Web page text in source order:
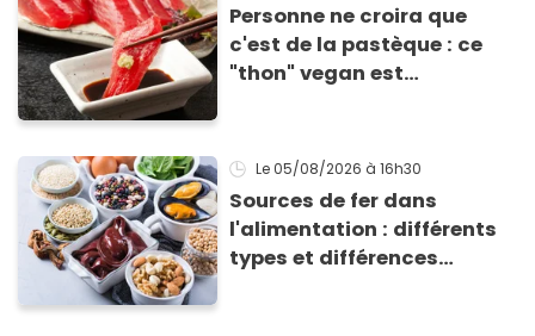
Personne ne croira que
c'est de la pastèque : ce
"thon" vegan est
Le 05/08/2026 à 16h30
Sources de fer dans
l'alimentation : différents
types et différences